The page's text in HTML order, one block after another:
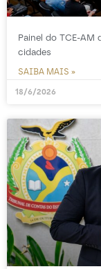
Painel do TCE-AM
cidades
SAIBA MAIS »
18/6/2026